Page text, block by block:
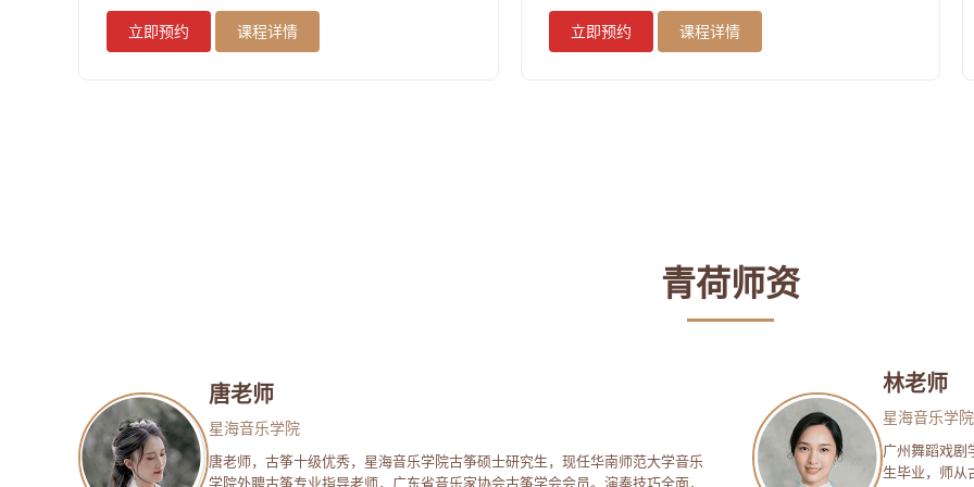
立即预约 课程详情 立即预约 课程详情
青荷师资
唐老师
星海音乐学院
唐老师，古筝十级优秀，星海音乐学院古筝硕士研究生，现任华南师范大学音乐
学院外聘古筝专业指导老师，广东省音乐家协会古筝学会会员。演奏技巧全面，
林老师
星海音乐学院
广州舞蹈戏剧
生毕业，师从